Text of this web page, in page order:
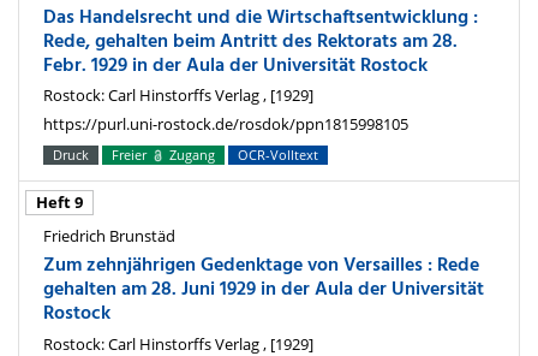
Das Handelsrecht und die Wirtschaftsentwicklung :
Rede, gehalten beim Antritt des Rektorats am 28.
Febr. 1929 in der Aula der Universität Rostock
Rostock: Carl Hinstorffs Verlag , [1929]
https://purl.uni-rostock.de/rosdok/ppn1815998105
Druck Freier Zugang OCR-Volltext
Heft 9
Friedrich Brunstäd
Zum zehnjährigen Gedenktage von Versailles : Rede
gehalten am 28. Juni 1929 in der Aula der Universität
Rostock
Rostock: Carl Hinstorffs Verlag , [1929]